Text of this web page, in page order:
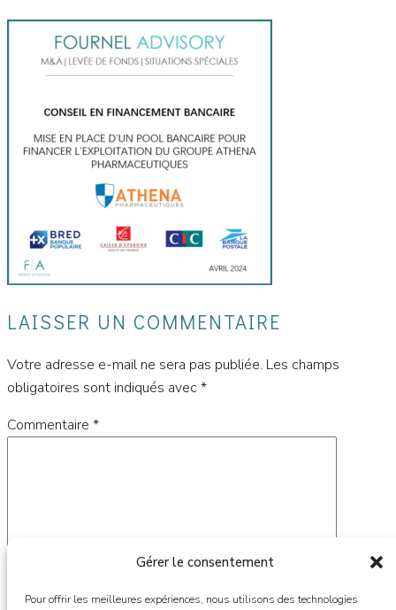
Gérer le consentement
Pour offrir les meilleures expériences, nous utilisons des technologies
LAISSER UN COMMENTAIRE
Votre adresse e-mail ne sera pas publiée. Les champs
obligatoires sont indiqués avec *
Commentaire *